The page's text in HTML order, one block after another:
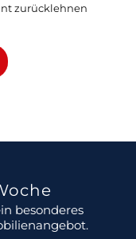
zurücklehnen
besonderes